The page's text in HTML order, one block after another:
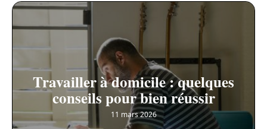
Travailler à domicile : quelques
conseils pour bien réussir
11 mars 2026